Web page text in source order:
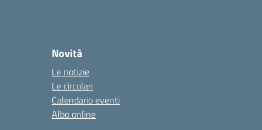
Novità
Le notizie
Le circolari
Calendario eventi
Albo online